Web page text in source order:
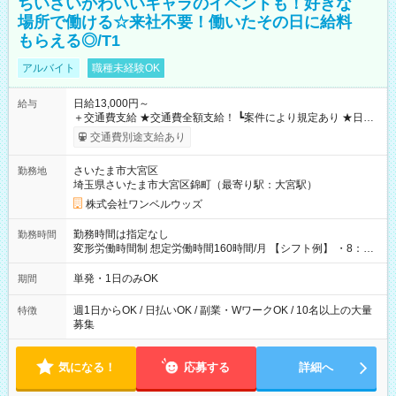
ちいさいかわいいキャラのイベントも！好きな
場所で働ける☆来社不要！働いたその日に給料
もらえる◎/T1
アルバイト 職種未経験OK
給与
日給13,000円～
＋交通費支給 ★交通費全額支給！ ┗案件により規定あり ★日払
いOK！（規定あり） ┗働いたその日に現金GET♪ お仕事後はコ
ンビニATMから 日払い分を引き落とせます！ 【試用期間】試
交通費別途支給あり
勤務地
さいたま市大宮区
埼玉県さいたま市大宮区錦町（最寄り駅：大宮駅）
株式会社ワンベルウッズ
勤務時間
勤務時間は指定なし
変形労働時間制 想定労働時間160時間/月 【シフト例】 ・8：00
～21：00
期間 単発・1日のみOK
特徴
週1日からOK / 日払いOK / 副業・WワークOK / 10名以上の大量
募集
気になる！ 応募する 詳細へ